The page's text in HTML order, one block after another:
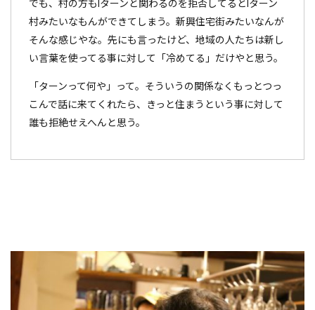
でも、村の方もIターンと関わるのを拒否してるとIターン
村みたいなもんができてしまう。新興住宅街みたいなんが
そんな感じやな。先にも言ったけど、地域の人たちは新し
い言葉を使ってる事に対して「冷めてる」だけやと思う。
「ターンって何や」って。そういうの関係なくもっとつっ
こんで話に来てくれたら、きっと住まうという事に対して
誰も拒絶せえへんと思う。